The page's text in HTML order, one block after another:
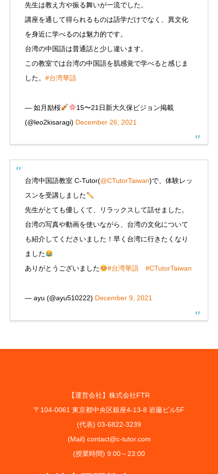
先生は教え方や振る舞いが一流でした。
講座を通して得られるものは語学だけでなく、異文化
を身近に学べるのは魅力的です。
台湾の中国語は普通話と少し違います。
この教室では台湾の中国語を肌感覚で学べると感じま
した。 #台湾華語
— 如月励桜
15〜21日新大久保ビジョン掲載
(@leo2kisaragi) December 26, 2021
台湾中国語教室 C-Tutor(@CTutorTaiwan)で、体験レッ
スンを受講しました
先生がとても優しくて、リラックスして話せました。
台湾の写真や動画を使いながら、台湾の文化について
も紹介してくださいました！早く台湾に行きたくなり
ました
ありがとうございました
#台湾華語 #CTutorTaiwan
— ayu (@ayu510222) December 9, 2021
【運営会社】株式会社FTR
〒104-0061 東京都中央区銀座4-13-8 岩藤ビル5F
(代表) 03-6822-3239
(Mail) contact@c-tutor.com
(授業時間) 9:00～23:00